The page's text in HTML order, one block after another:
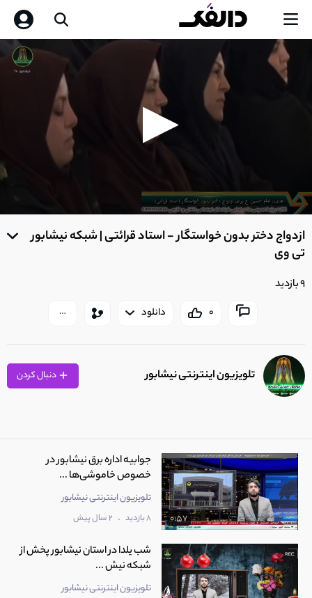
0
of
ازدواج دختر بدون خواستگار - استاد قرائتی | شبکه نیشابور
تی وی
9 بازدید
0 دانلود
تلویزیون اینترنتی نیشابور
0:57
جوابیه اداره برق نیشابور در
خصوص خاموشی‌ها ...
تلویزیون اینترنتی نیشابور
8 بازدید . 2 سال پیش
شب یلدا در استان نیشابور پخش از
شبکه نیش ...
تلویزیون اینترنتی نیشابور